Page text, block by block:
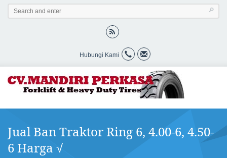
Hubungi Kami
Jual Ban Traktor Ring 6, 4.00-6, 4.50-
6 Harga √